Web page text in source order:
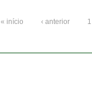
« início ‹ anterior 1